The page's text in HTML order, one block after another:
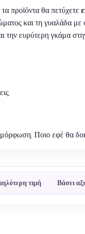
προϊόντα θα πετύχετε
και τη γυαλάδα με
την ευρύτερη γκάμα
Ποιο εφέ θα
τιμή Βάσει